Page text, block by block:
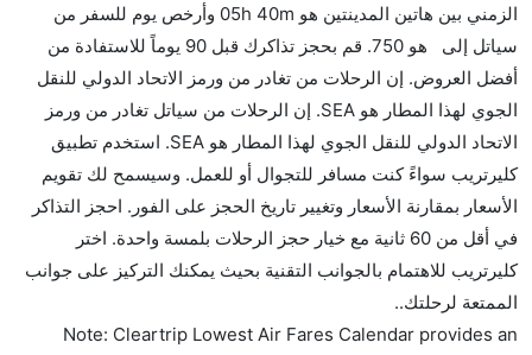
هل سيقدم لي الكحول على متن رحلة من إلى سياتل؟
لا تقدم شركة الطيران الكحول على متن رحلة داخلية. يتم
تقديم الكحول على متن الرحلات الدولية فقط.
ما متوسط أسعار رحلة الدرجة الاقتصادية من إلى سياتل؟
AED 0. الخطوط الجوية الأمريكية, خطوط ألاسكا الجوية,
طيران الإمارات, دلتا, ويست جيت, ساوث ويست, طيران
أيسلندا, الملكية الهولندية كي إل إم, الخطوط الجوية
الكورية, and فيرجن أتلانتيك يوفرون تذاكر في هذا النطاق
من الأسعار.
الزمني بين هاتين المدينتين هو 05h 40m وأرخص يوم للسفر من
سياتل إلى هو 750. قم بحجز تذاكرك قبل 90 يوماً للاستفادة من
أفضل العروض. إن الرحلات من تغادر من ورمز الاتحاد الدولي للنقل
الجوي لهذا المطار هو SEA. إن الرحلات من سياتل تغادر من ورمز
الاتحاد الدولي للنقل الجوي لهذا المطار هو SEA. استخدم تطبيق
كليرتريب سواءً كنت مسافر للتجوال أو للعمل. وسيسمح لك تقويم
الأسعار بمقارنة الأسعار وتغيير تاريخ الحجز على الفور. احجز التذاكر
في أقل من 60 ثانية مع خيار حجز الرحلات بلمسة واحدة. اختر
كليرتريب للاهتمام بالجوانب التقنية بحيث يمكنك التركيز على جوانب
الممتعة لرحلتك..
Note: Cleartrip Lowest Air Fares Calendar provides an